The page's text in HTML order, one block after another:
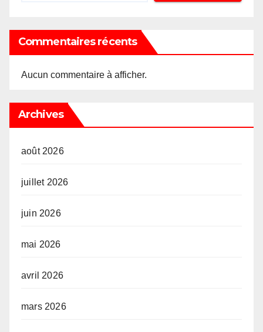
Commentaires récents
Aucun commentaire à afficher.
Archives
août 2026
juillet 2026
juin 2026
mai 2026
avril 2026
mars 2026